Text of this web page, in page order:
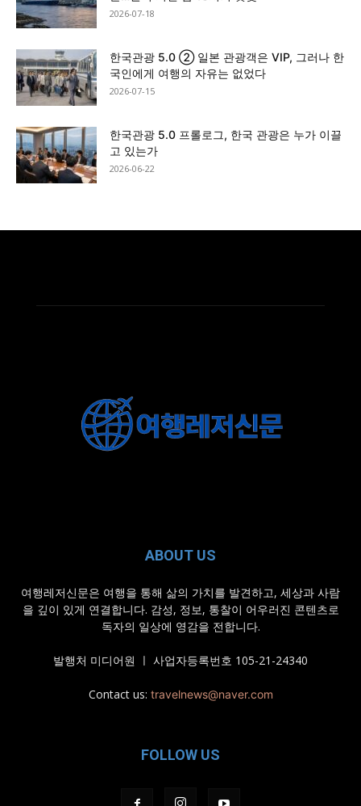
2026-07-18
한국관광 5.0 ② 일본 관광객은 VIP, 그러나 한
국인에게 여행의 자유는 없었다
2026-07-15
한국관광 5.0 프롤로그, 한국 관광은 누가 이끌
고 있는가
2026-06-22
ABOUT US
여행레저신문은 여행을 통해 삶의 가치를 발견하고, 세상과 사람
을 깊이 있게 연결합니다. 감성, 정보, 통찰이 어우러진 콘텐츠로
독자의 일상에 영감을 전합니다.
발행처 미디어원 ㅣ 사업자등록번호 105-21-24340
Contact us: travelnews@naver.com
FOLLOW US